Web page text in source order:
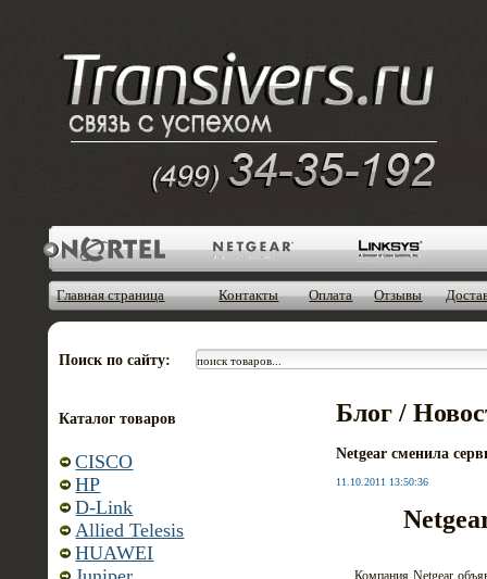
Главная страница Контакты Оплата Отзывы
Поиск по сайту:
Каталог товаров
CISCO
HP
D-Link
Allied Telesis
HUAWEI
Блог /
Netgear сменила
11.10.2011 13:50:36
Компания Netgear